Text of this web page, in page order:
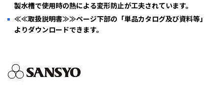
製水槽で使用時の熱による変形防止が工夫されています。
≪≪取扱説明書≫≫ページ下部の「単品カタログ及び資料等」
よりダウンロードできます。